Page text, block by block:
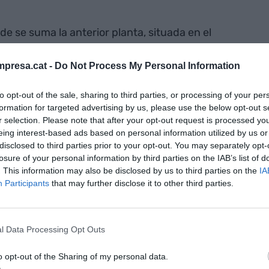
- Do Not Process My Personal Information
opt-out of the sale, sharing to third parties, or processing of your
for targeted advertising by us, please use the below opt-out
selection. Please note that after your opt-out request is processed
interest-based ads based on personal information utilized by us
to third parties prior to your opt-out. You may separately
of your personal information by third parties on the IAB’s list of
This information may also be disclosed by us to third parties on the
Participants that may further disclose it to other third parties.
Data Processing Opt Outs
opt-out of the Sharing of my personal data.
se suma la anterior planta, situada en el
una superficie de 4.000 m2 y, en el plan
en Asia y oficina comercial en los EE.UU..
de 35 países y las exportaciones suponen el
EBIR ha celebrado un acto multitudinario en el
Ribé, ha destacado la evolución continua que
largo de estos años y que les ha permitido
desarrollar sus actuales fortalezas. Por otro
de especialización y el carácter innovador de la
propio de I+D+i y fue pionera en la
iluminación de baño.